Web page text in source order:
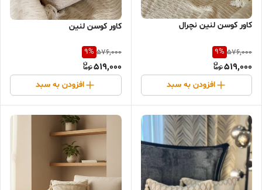
کاور کوسن لنین نچرال
576,000
9%
519,000
افزودن به سبد
کاور کوسن لنین
576,000
9%
519,000
افزودن به سبد